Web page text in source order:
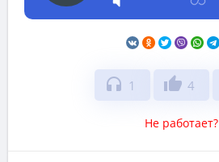
headphones 1 thumb_up 4
Не работает?